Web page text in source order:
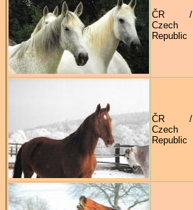
ČR /
Czech
Republic
ČR /
Czech
Republic